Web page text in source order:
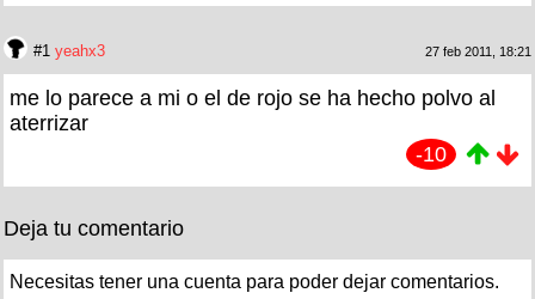
#1 yeahx3 27 feb 2011, 18:21
me lo parece a mi o el de rojo se ha hecho polvo al
aterrizar
-10
Deja tu comentario
Necesitas tener una cuenta para poder dejar comentarios.